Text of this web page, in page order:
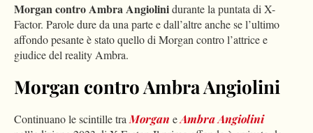
Morgan contro Ambra Angiolinidurante la puntata di X-
Factor. Parole dure da una parte e dall’altre anche se l’ultimo
affondo pesante è stato quello di Morgan contro l’attrice e
giudice del reality Ambra.
Morgan contro Ambra Angiolini
Continuano le scintille traMorgan eAmbra Angiolini